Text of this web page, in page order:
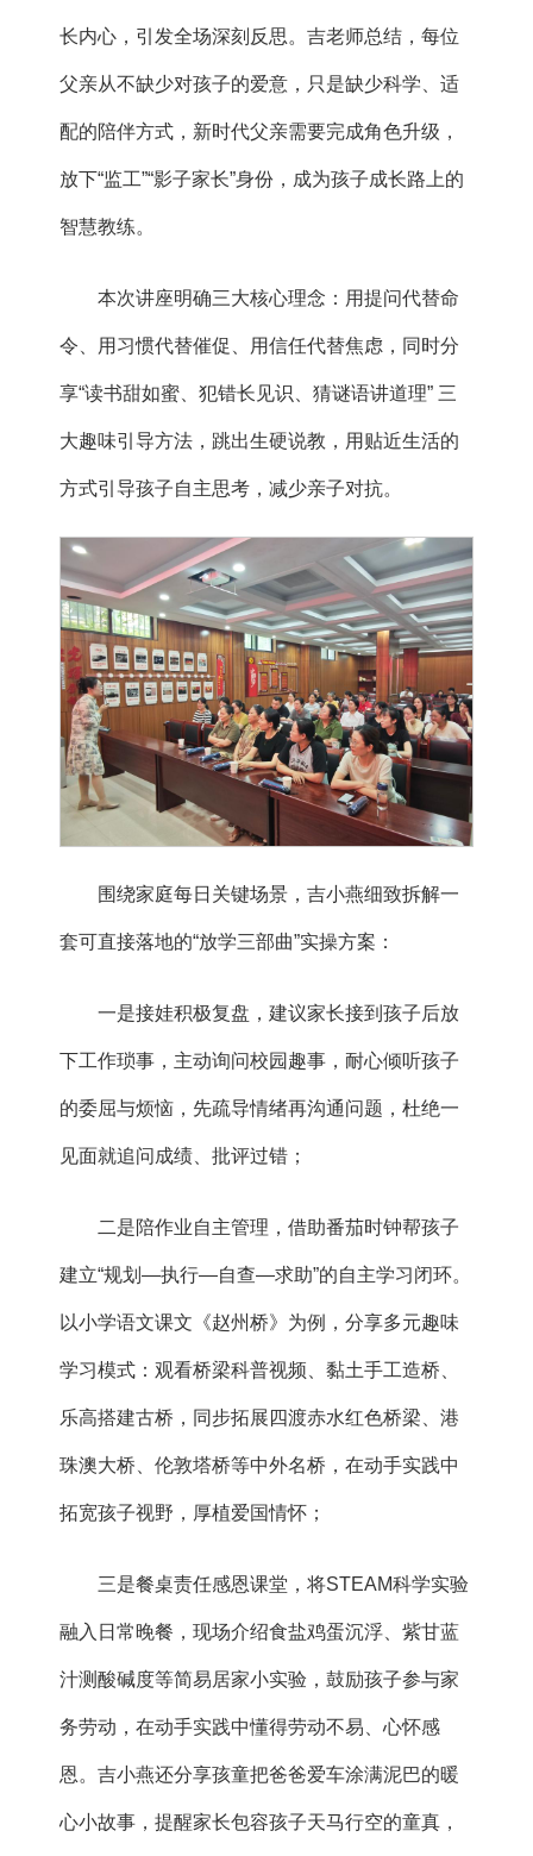
长内心，引发全场深刻反思。吉老师总结，每位
父亲从不缺少对孩子的爱意，只是缺少科学、适
配的陪伴方式，新时代父亲需要完成角色升级，
放下“监工”“影子家长”身份，成为孩子成长路上的
智慧教练。
本次讲座明确三大核心理念：用提问代替命
令、用习惯代替催促、用信任代替焦虑，同时分
享“读书甜如蜜、犯错长见识、猜谜语讲道理” 三
大趣味引导方法，跳出生硬说教，用贴近生活的
方式引导孩子自主思考，减少亲子对抗。
围绕家庭每日关键场景， 吉小燕细致拆解一
套可直接落地的“放学三部曲”实操方案：
一是接娃积极复盘，建议家长接到孩子后放
下工作琐事，主动询问校园趣事，耐心倾听孩子
的委屈与烦恼，先疏导情绪再沟通问题，杜绝一
见面就追问成绩、批评过错；
二是陪作业自主管理，借助番茄时钟帮孩子
建立“规划—执行—自查—求助”的自主学习闭环。
以小学语文课文《赵州桥》为例，分享多元趣味
学习模式：观看桥梁科普视频、黏土手工造桥、
乐高搭建古桥，同步拓展四渡赤水红色桥梁、港
珠澳大桥、伦敦塔桥等中外名桥，在动手实践中
拓宽孩子视野，厚植爱国情怀；
三是餐桌责任感恩课堂，将STEAM科学实验
融入日常晚餐，现场介绍食盐鸡蛋沉浮、紫甘蓝
汁测酸碱度等简易居家小实验，鼓励孩子参与家
务劳动，在动手实践中懂得劳动不易、心怀感
恩。 吉小燕还分享孩童把爸爸爱车涂满泥巴的暖
心小故事，提醒家长包容孩子天马行空的童真，